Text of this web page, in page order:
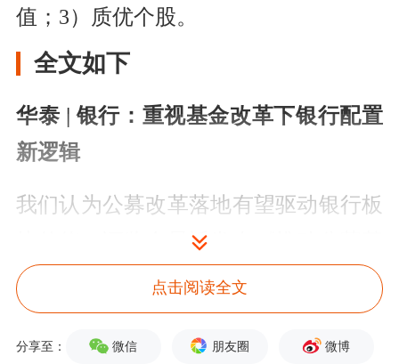
值；3）质优个股。
全文如下
华泰 | 银行：重视基金改革下银行配置
新逻辑
我们认为公募改革落地有望驱动银行板
块估值。证监会最近发布《推动公募基
金高质量发展行动方案》（简称“方
案”），显著强化业绩比较基准约束
力，预计未来基金配置或向业绩基准靠
点击阅读全文
分享至： 微信 朋友圈 微博